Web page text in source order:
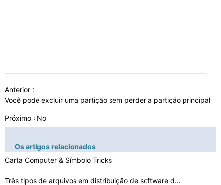
Anterior :
Você pode excluir uma partição sem perder a partição principal
Próximo : No
Os artigos relacionados
Carta Computer & Símbolo Tricks
Três tipos de arquivos em distribuição de software d…